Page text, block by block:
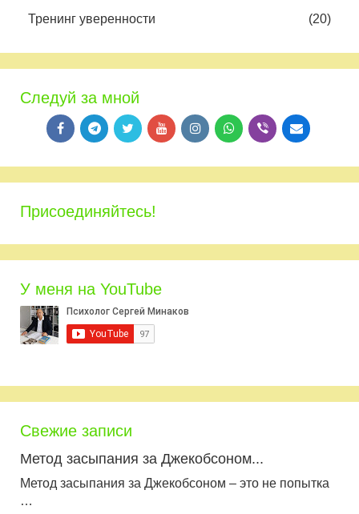
Тренинг уверенности (20)
Следуй за мной
Присоединяйтесь!
У меня на YouTube
Свежие записи
Метод засыпания за Джекобсоном...
Метод засыпания за Джекобсоном – это не попытка
…